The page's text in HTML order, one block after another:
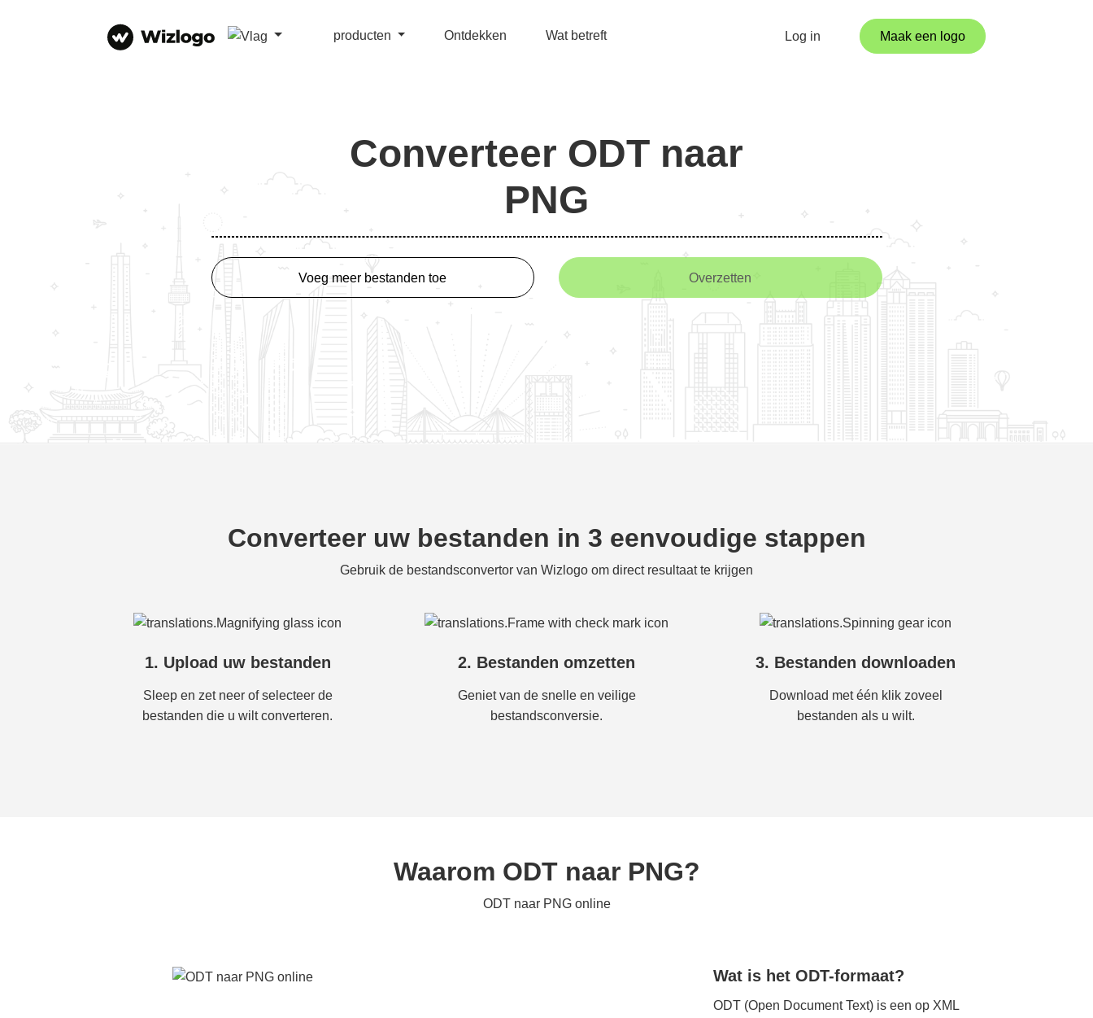
producten Ontdekken Wat betreft Log in Maak een logo
Converteer ODT naar
PNG
Voeg meer bestanden toe Overzetten
Converteer uw bestanden in 3 eenvoudige stappen
Gebruik de bestandsconvertor van Wizlogo om direct resultaat te krijgen
1. Upload uw bestanden
Sleep en zet neer of selecteer de
bestanden die u wilt converteren.
2. Bestanden omzetten
Geniet van de snelle en veilige
bestandsconversie.
3. Bestanden downloaden
Download met één klik zoveel
bestanden als u wilt.
Waarom ODT naar PNG?
ODT naar PNG online
Wat is het ODT-formaat?
ODT (Open Document Text) is een op XML